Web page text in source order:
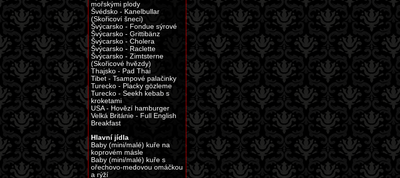
mořskými plody
Švédsko - Kanelbullar
(Skořicoví šneci)
Švýcarsko - Fondue sýrové
Švýcarsko - Grittibänz
Švýcarsko - Cholera
Švýcarsko - Raclette
Švýcarsko - Zimtsterne
(Skořicové hvězdy)
Thajsko - Pad Thai
Tibet - Tsampové palačinky
Turecko - Placky gözleme
Turecko - Seekh kebab s
kroketami
USA - Hovězí hamburger
Velká Británie - Full English
Breakfast
Hlavní jídla
Baby (mini/malé) kuře na
koprovém másle
Baby (mini/malé) kuře s
ořechovo-medovou omáčkou
a rýží